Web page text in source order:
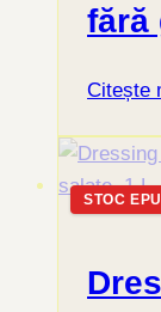
fără
Citește
STOC